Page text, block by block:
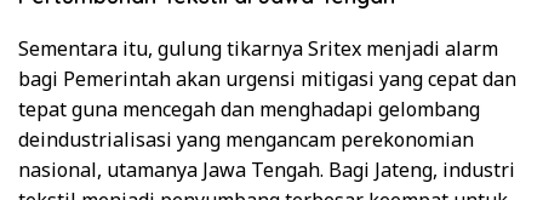
Sementara itu, gulung tikarnya Sritex menjadi alarm
bagi Pemerintah akan urgensi mitigasi yang cepat dan
tepat guna mencegah dan menghadapi gelombang
deindustrialisasi yang mengancam perekonomian
nasional, utamanya Jawa Tengah. Bagi Jateng, industri